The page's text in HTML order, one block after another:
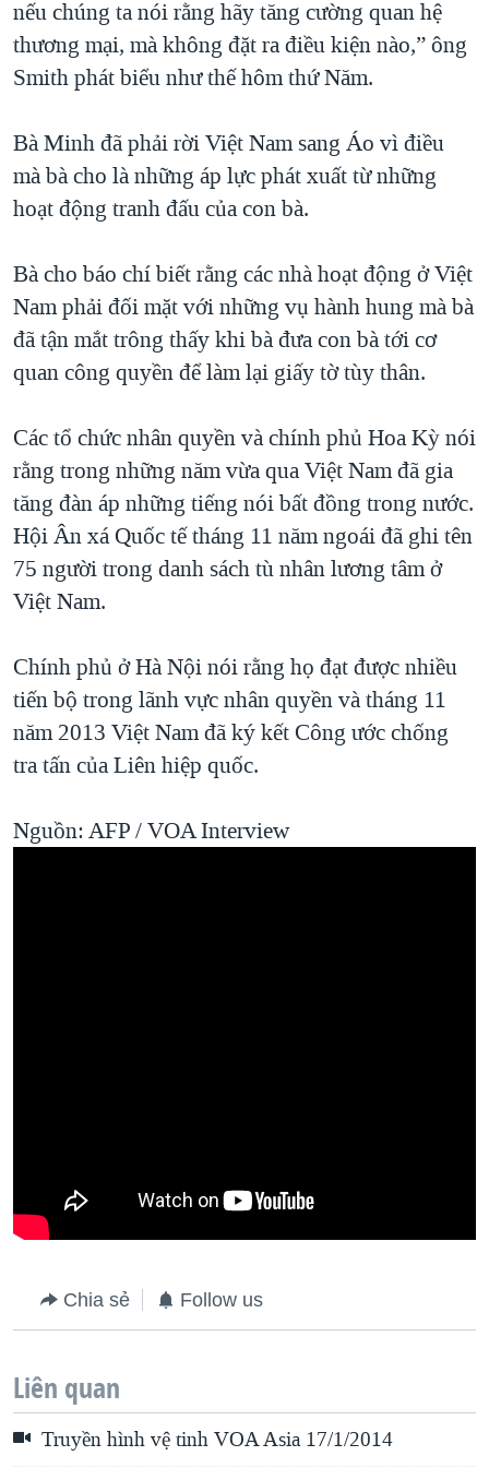
nếu chúng ta nói rằng hãy tăng cường quan hệ
thương mại, mà không đặt ra điều kiện nào,” ông
Smith phát biểu như thế hôm thứ Năm.
Bà Minh đã phải rời Việt Nam sang Áo vì điều
mà bà cho là những áp lực phát xuất từ những
hoạt động tranh đấu của con bà.
Bà cho báo chí biết rằng các nhà hoạt động ở Việt
Nam phải đối mặt với những vụ hành hung mà bà
đã tận mắt trông thấy khi bà đưa con bà tới cơ
quan công quyền để làm lại giấy tờ tùy thân.
Các tổ chức nhân quyền và chính phủ Hoa Kỳ nói
rằng trong những năm vừa qua Việt Nam đã gia
tăng đàn áp những tiếng nói bất đồng trong nước.
Hội Ân xá Quốc tế tháng 11 năm ngoái đã ghi tên
75 người trong danh sách tù nhân lương tâm ở
Việt Nam.
Chính phủ ở Hà Nội nói rằng họ đạt được nhiều
tiến bộ trong lãnh vực nhân quyền và tháng 11
năm 2013 Việt Nam đã ký kết Công ước chống
tra tấn của Liên hiệp quốc.
Nguồn: AFP / VOA Interview
Chia sẻ Follow us
Liên quan
Truyền hình vệ tinh VOA Asia 17/1/2014